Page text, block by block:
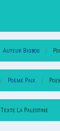
Auteur Bigbos
Poeme Paix
Texte La Palestine